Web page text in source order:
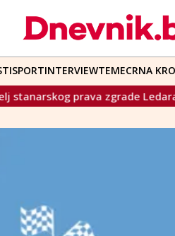
SPORTINTERVIEWTEMECRNA
zgrade Ledara potpisao